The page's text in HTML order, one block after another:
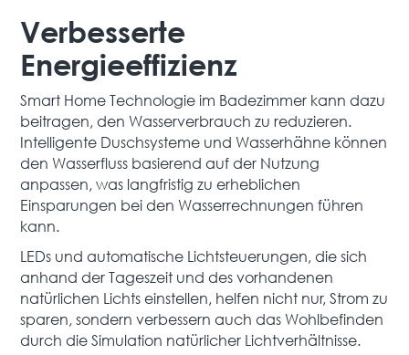
Verbesserte
Energieeffizienz
Smart Home Technologie im Badezimmer kann dazu
beitragen, den Wasserverbrauch zu reduzieren.
Intelligente Duschsysteme und Wasserhähne können
den Wasserfluss basierend auf der Nutzung
anpassen, was langfristig zu erheblichen
Einsparungen bei den Wasserrechnungen führen
kann.
LEDs und automatische Lichtsteuerungen, die sich
anhand der Tageszeit und des vorhandenen
natürlichen Lichts einstellen, helfen nicht nur, Strom zu
sparen, sondern verbessern auch das Wohlbefinden
durch die Simulation natürlicher Lichtverhältnisse.